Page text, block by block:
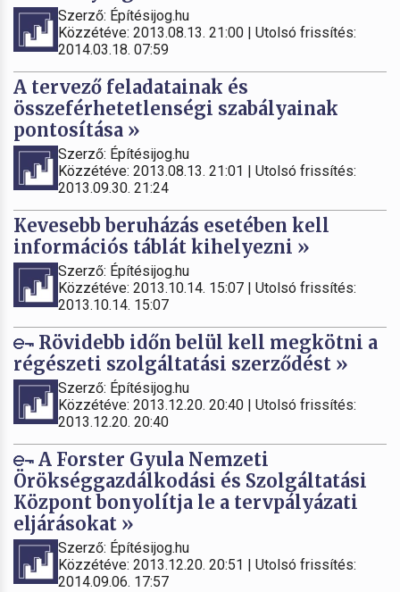
Szerző: Építésijog.hu
Közzétéve: 2013.08.13. 21:00 | Utolsó frissítés:
2014.03.18. 07:59
A tervező feladatainak és
összeférhetetlenségi szabályainak
pontosítása »
Szerző: Építésijog.hu
Közzétéve: 2013.08.13. 21:01 | Utolsó frissítés:
2013.09.30. 21:24
Kevesebb beruházás esetében kell
információs táblát kihelyezni »
Szerző: Építésijog.hu
Közzétéve: 2013.10.14. 15:07 | Utolsó frissítés:
2013.10.14. 15:07
Rövidebb időn belül kell megkötni a
régészeti szolgáltatási szerződést »
Szerző: Építésijog.hu
Közzétéve: 2013.12.20. 20:40 | Utolsó frissítés:
2013.12.20. 20:40
A Forster Gyula Nemzeti
Örökséggazdálkodási és Szolgáltatási
Központ bonyolítja le a tervpályázati
eljárásokat »
Szerző: Építésijog.hu
Közzétéve: 2013.12.20. 20:51 | Utolsó frissítés:
2014.09.06. 17:57